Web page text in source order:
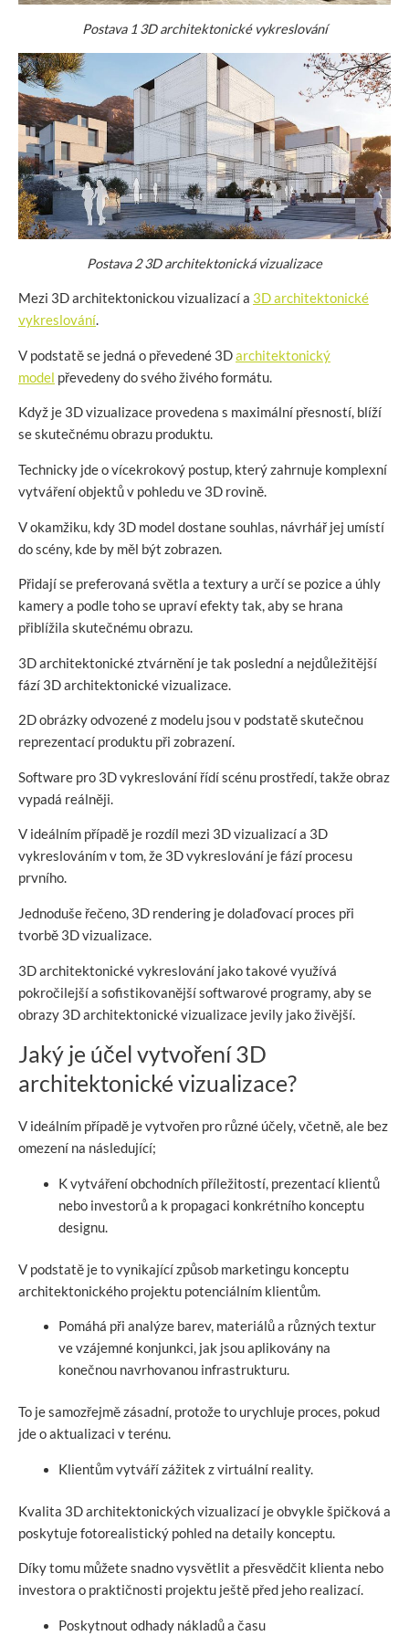
Postava 13D architektonické vykreslování
Postava23D architektonická vizualizace
Mezi 3D architektonickou vizualizací a 3D architektonické
vykreslování.
V podstatě se jedná o převedené 3Darchitektonický
model převedeny do svého živého formátu.
Když je 3D vizualizace provedena s maximální přesností, blíží
se skutečnému obrazu produktu.
Technicky jde o vícekrokový postup, který zahrnuje komplexní
vytváření objektů v pohledu ve 3D rovině.
V okamžiku, kdy 3D model dostane souhlas, návrhář jej umístí
do scény, kde by měl být zobrazen.
Přidají se preferovaná světla a textury a určí se pozice a úhly
kamery a podle toho se upraví efekty tak, aby se hrana
přiblížila skutečnému obrazu.
3D architektonické ztvárnění je tak poslední a nejdůležitější
fází 3D architektonické vizualizace.
2D obrázky odvozené z modelu jsou v podstatě skutečnou
reprezentací produktu při zobrazení.
Software pro 3D vykreslování řídí scénu prostředí, takže obraz
vypadá reálněji.
V ideálním případě je rozdíl mezi 3D vizualizací a 3D
vykreslováním v tom, že 3D vykreslování je fází procesu
prvního.
Jednoduše řečeno, 3D rendering je dolaďovací proces při
tvorbě 3D vizualizace.
3D architektonické vykreslování jako takové využívá
pokročilejší a sofistikovanější softwarové programy, aby se
obrazy 3D architektonické vizualizace jevily jako živější.
Jaký je účel vytvoření 3D
architektonické vizualizace?
V ideálním případě je vytvořen pro různé účely, včetně, ale bez
omezení na následující;
K vytváření obchodních příležitostí, prezentací klientů
nebo investorů a k propagaci konkrétního konceptu
designu.
V podstatě je to vynikající způsob marketingu konceptu
architektonického projektu potenciálním klientům.
Pomáhá při analýze barev, materiálů a různých textur
ve vzájemné konjunkci, jak jsou aplikovány na
konečnou navrhovanou infrastrukturu.
To je samozřejmě zásadní, protože to urychluje proces, pokud
jde o aktualizaci v terénu.
Klientům vytváří zážitek z virtuální reality.
Kvalita 3D architektonických vizualizací je obvykle špičková a
poskytuje fotorealistický pohled na detaily konceptu.
Díky tomu můžete snadno vysvětlit a přesvědčit klienta nebo
investora o praktičnosti projektu ještě před jeho realizací.
Poskytnout odhady nákladů a času